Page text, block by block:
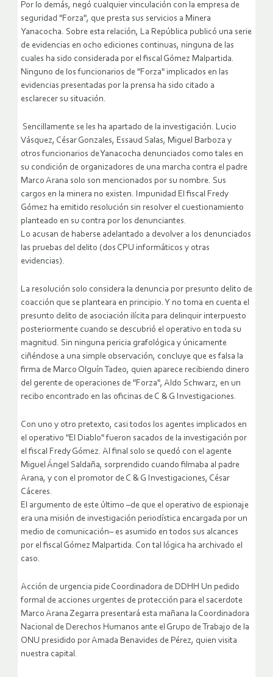
Por lo demás, negó cualquier vinculación con la empresa de
seguridad "Forza", que presta sus servicios a Minera
Yanacocha. Sobre esta relación, La República publicó una serie
de evidencias en ocho ediciones continuas, ninguna de las
cuales ha sido considerada por el fiscal Gómez Malpartida.
Ninguno de los funcionarios de "Forza" implicados en las
evidencias presentadas por la prensa ha sido citado a
esclarecer su situación.
Sencillamente se les ha apartado de la investigación. Lucio
Vásquez, César Gonzales, Essaud Salas, Miguel Barboza y
otros funcionarios de Yanacocha denunciados como tales en
su condición de organizadores de una marcha contra el padre
Marco Arana solo son mencionados por su nombre. Sus
cargos en la minera no existen. Impunidad El fiscal Fredy
Gómez ha emitido resolución sin resolver el cuestionamiento
planteado en su contra por los denunciantes.
Lo acusan de haberse adelantado a devolver a los denunciados
las pruebas del delito (dos CPU informáticos y otras
evidencias).
La resolución solo considera la denuncia por presunto delito de
coacción que se planteara en principio. Y no toma en cuenta el
presunto delito de asociación ilícita para delinquir interpuesto
posteriormente cuando se descubrió el operativo en toda su
magnitud. Sin ninguna pericia grafológica y únicamente
ciñéndose a una simple observación, concluye que es falsa la
firma de Marco Olguín Tadeo, quien aparece recibiendo dinero
del gerente de operaciones de "Forza", Aldo Schwarz, en un
recibo encontrado en las oficinas de C & G Investigaciones.
Con uno y otro pretexto, casi todos los agentes implicados en
el operativo "El Diablo" fueron sacados de la investigación por
el fiscal Fredy Gómez. Al final solo se quedó con el agente
Miguel Ángel Saldaña, sorprendido cuando filmaba al padre
Arana, y con el promotor de C & G Investigaciones, César
Cáceres.
El argumento de este último –de que el operativo de espionaje
era una misión de investigación periodística encargada por un
medio de comunicación– es asumido en todos sus alcances
por el fiscal Gómez Malpartida. Con tal lógica ha archivado el
caso.
Acción de urgencia pide Coordinadora de DDHH Un pedido
formal de acciones urgentes de protección para el sacerdote
Marco Arana Zegarra presentará esta mañana la Coordinadora
Nacional de Derechos Humanos ante el Grupo de Trabajo de la
ONU presidido por Amada Benavides de Pérez, quien visita
nuestra capital.